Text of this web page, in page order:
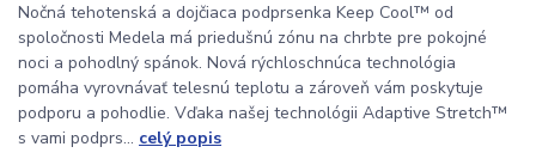
Nočná tehotenská a dojčiaca podprsenka Keep Cool™ od
spoločnosti Medela má priedušnú zónu na chrbte pre pokojné
noci a pohodlný spánok. Nová rýchloschnúca technológia
pomáha vyrovnávať telesnú teplotu a zároveň vám poskytuje
podporu a pohodlie. Vďaka našej technológii Adaptive Stretch™
s vami podprs... celý popis